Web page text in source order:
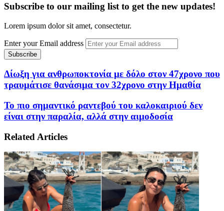
Subscribe to our mailing list to get the new updates!
Lorem ipsum dolor sit amet, consectetur.
Enter your Email address
Δίωξη για ανθρωποκτονία με δόλο στον 47χρονο που
τραυμάτισε θανάσιμα τον 32χρονο στην Ημαθία
Το πιο σημαντικό ραντεβού του καλοκαιριού δεν
είναι στην παραλία, αλλά στην αιμοδοσία
Related Articles